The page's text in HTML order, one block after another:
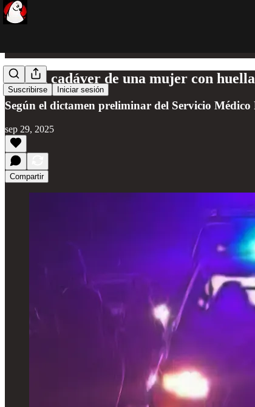
Suscribirse Iniciar sesión
Hallan cadáver de una mujer con
Según el dictamen preliminar del Servicio Médico
sep 29, 2025
Compartir